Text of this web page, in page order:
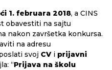
1. februara 2018, a CINS
obavestiti na sajtu
nakon završetka konkursa.
na adresu
svoj CV i prijavni
“Prijava na školu